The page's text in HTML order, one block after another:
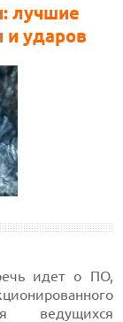
лучшие
и ударов
идет о ПО,
ведущихся